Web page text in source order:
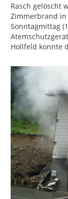
Rasch gelöscht
Zimmerbrand in
Sonntagmittag
Hollfeld konnte